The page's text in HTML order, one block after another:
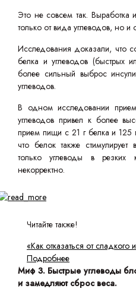
Это не совсем так. Выработка
только от вида углеводов, но и
Исследования доказали, что
белка и углеводов (быстрых
более сильный выброс
углеводов.
В одном исследовании
углеводов привел к более
прием пищи с 21 г белка и 125
что белок также стимулирует
только углеводы в резких
некорректно.
Читайте также!
«Как отказаться от
Подробнее
Миф 3. Быстрые углеводы
и замедляют сброс веса.